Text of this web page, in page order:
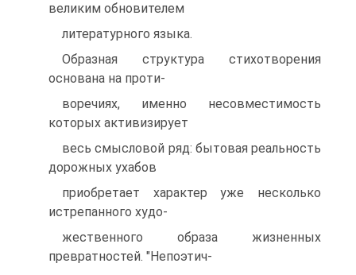
великим обновителем
литературного языка.
Образная структура стихотворения
основана на проти-
воречиях, именно несовместимость
которых активизирует
весь смысловой ряд: бытовая реальность
дорожных ухабов
приобретает характер уже несколько
истрепанного худо-
жественного образа жизненных
превратностей. "Непоэтич-